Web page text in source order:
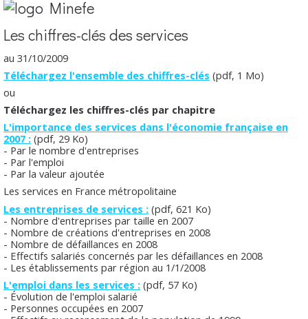
Les chiffres-clés des services
au 31/10/2009
Téléchargez l'ensemble des chiffres-clés (pdf, 1 Mo)
ou
Téléchargez les chiffres-clés par chapitre
L'importance des services dans l'économie française en
2007 : (pdf, 29 Ko)
- Par le nombre d'entreprises
- Par l'emploi
- Par la valeur ajoutée
Les services en France métropolitaine
Les entreprises de services : (pdf, 621 Ko)
- Nombre d'entreprises par taille en 2007
- Nombre de créations d'entreprises en 2008
- Nombre de défaillances en 2008
- Effectifs salariés concernés par les défaillances en 2008
- Les établissements par région au 1/1/2008
L'emploi dans les services : (pdf, 57 Ko)
- Évolution de l'emploi salarié
- Personnes occupées en 2007